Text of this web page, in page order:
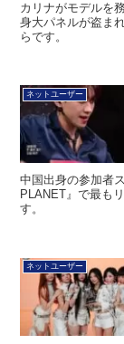
カリナがモデルを
身大パネルが盗ま
らです。
ネットユーザー
中国出身の参加者
PLANET』で最も
す。
ネットユーザー